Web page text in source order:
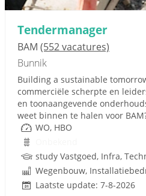
Tendermanager
BAM (552 vacatures)
Bunnik
Building a sustainable
commerciële scherpte en
en toonaangevende
weet binnen te halen voor
WO, HBO
study Vastgoed, Infra,
Laatste update: 7-8-2026